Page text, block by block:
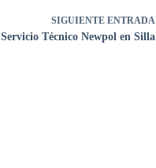
SIGUIENTE ENTRADA
Servicio Técnico Newpol en Silla